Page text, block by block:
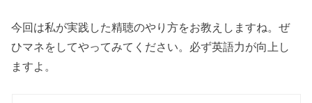
今回は私が実践した精聴のやり方をお教えしますね。ぜ
ひマネをしてやってみてください。必ず英語力が向上し
ますよ。